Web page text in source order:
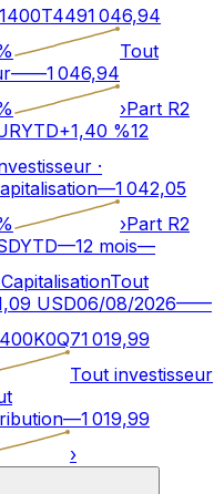
1 046,94
Tout
——1 046,94
›Part R2
YTD+1,40 %12
·
—1 042,05
›Part R2
YTD—12 mois—
CapitalisationTout
USD06/08/2026——
1 019,99
Tout investisseur
—1 019,99
›